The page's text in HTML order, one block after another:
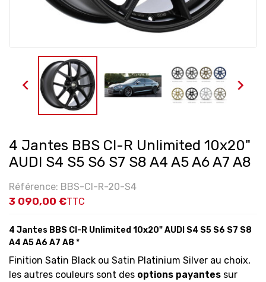
 
4 Jantes BBS CI-R Unlimited 10x20"
AUDI S4 S5 S6 S7 S8 A4 A5 A6 A7 A8
Référence: BBS-CI-R-20-S4
3 090,00 €TTC
4 Jantes BBS CI-R Unlimited 10x20" AUDI S4 S5 S6 S7 S8
A4 A5 A6 A7 A8 *
Finition Satin Black ou Satin Platinium Silver au choix,
les autres couleurs sont des options payantes sur